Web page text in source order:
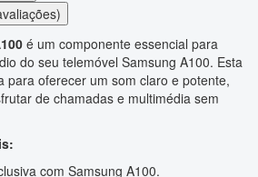
é um componente essencial para
do seu telemóvel Samsung A100. Esta
para oferecer um som claro e potente,
de chamadas e multimédia sem
com Samsung A100.